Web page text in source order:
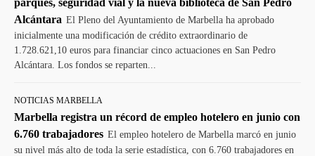
parques, seguridad vial y la nueva biblioteca de San Pedro
Alcántara El Pleno del Ayuntamiento de Marbella ha aprobado
inicialmente una modificación de crédito extraordinario de
1.728.621,10 euros para financiar cinco actuaciones en San Pedro
Alcántara. Los fondos se reparten...
NOTICIAS MARBELLA
Marbella registra un récord de empleo hotelero en junio con
6.760 trabajadores El empleo hotelero de Marbella marcó en junio
su nivel más alto de toda la serie estadística, con 6.760 trabajadores en